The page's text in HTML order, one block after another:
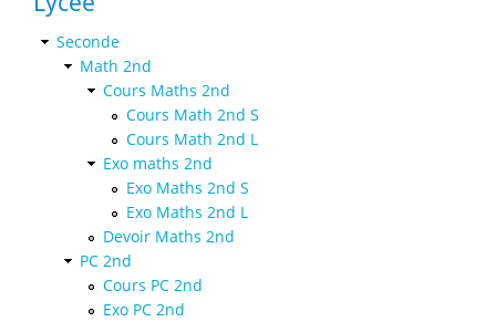
Seconde
Math 2nd
Cours Maths 2nd
Cours Math 2nd S
Cours Math 2nd L
Exo maths 2nd
Exo Maths 2nd S
Exo Maths 2nd L
Devoir Maths 2nd
PC 2nd
Cours PC 2nd
Exo PC 2nd